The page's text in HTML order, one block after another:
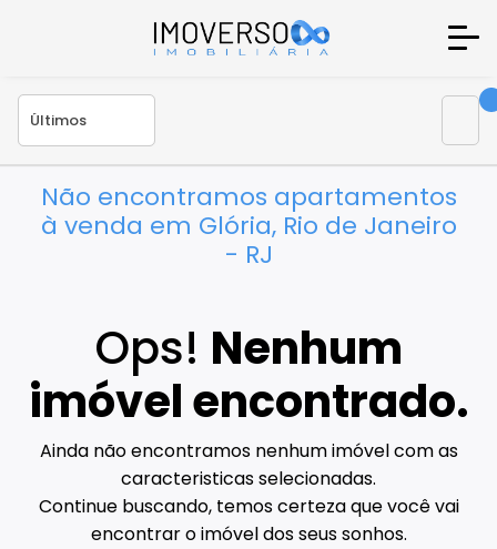
Não encontramos apartamentos
à venda em Glória, Rio de Janeiro
- RJ
Ops! Nenhum
imóvel encontrado.
Ainda não encontramos nenhum imóvel com as
caracteristicas selecionadas.
Continue buscando, temos certeza que você vai
encontrar o imóvel dos seus sonhos.